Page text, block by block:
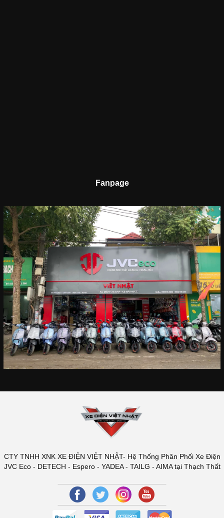
Fanpage
CTY TNHH XNK XE ĐIỆN VIỆT NHẬT- Hệ Thống Phân Phối Xe Điện
JVC Eco - DETECH - Espero - YADEA - TAILG - AIMA tại Thạch Thất